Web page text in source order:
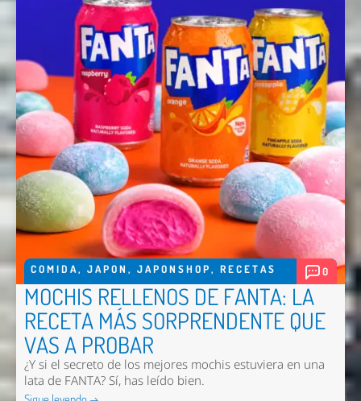
COMIDA, JAPON , JAPONSHOP, RECETAS 0
MOCHIS RELLENOS DE FANTA: LA
RECETA MÁS SORPRENDENTE QUE
VAS A PROBAR
¿Y si el secreto de los mejores mochis estuviera en una
lata de FANTA? Sí, has leído bien.
Enviar